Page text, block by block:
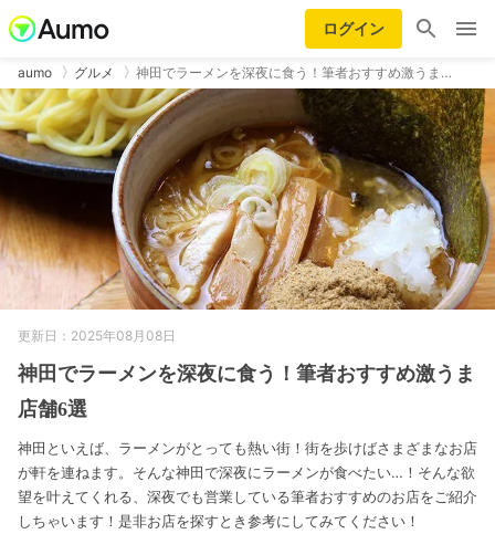
ログイン
aumo グルメ 神田でラーメンを深夜に食う！筆者おすすめ激うま…
更新日：2025年08月08日
神田でラーメンを深夜に食う！筆者おすすめ激うま
店舗6選
神田といえば、ラーメンがとっても熱い街！街を歩けばさまざまなお店
が軒を連ねます。そんな神田で深夜にラーメンが食べたい…！そんな欲
望を叶えてくれる、深夜でも営業している筆者おすすめのお店をご紹介
しちゃいます！是非お店を探すとき参考にしてみてください！